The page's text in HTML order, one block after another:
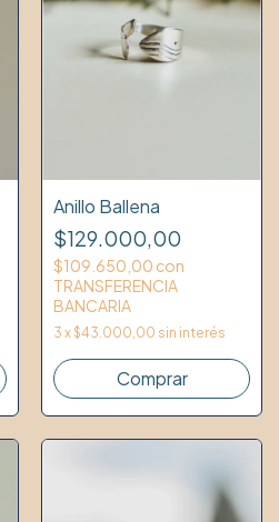
Anillo Ballena
$129.000,00
$109.650,00 con
TRANSFERENCIA
BANCARIA
3 x $43.000,00 sin interés
Comprar